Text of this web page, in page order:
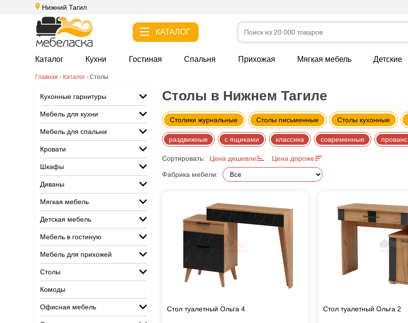
Нижний Тагил
КАТАЛОГ
Каталог Кухни Гостиная Спальня Прихожая Мягкая мебель Детские
Главная - Каталог - Столы
Кухонные гарнитуры
Мебель для кухни
Мебель для спальни
Кровати
Шкафы
Диваны
Мягкая мебель
Детская мебель
Мебель в гостиную
Мебель для прихожей
Столы
Комоды
Офисная мебель
Столы в Нижнем Тагиле
Столики журнальные Столы письменные Столы кухонные
раздвижные с ящиками классика современные прованс
Сортировать: Цена дешевле Цена дороже
Фабрика мебели:
Стол туалетный Ольга 4 Стол туалетный Ольга 2